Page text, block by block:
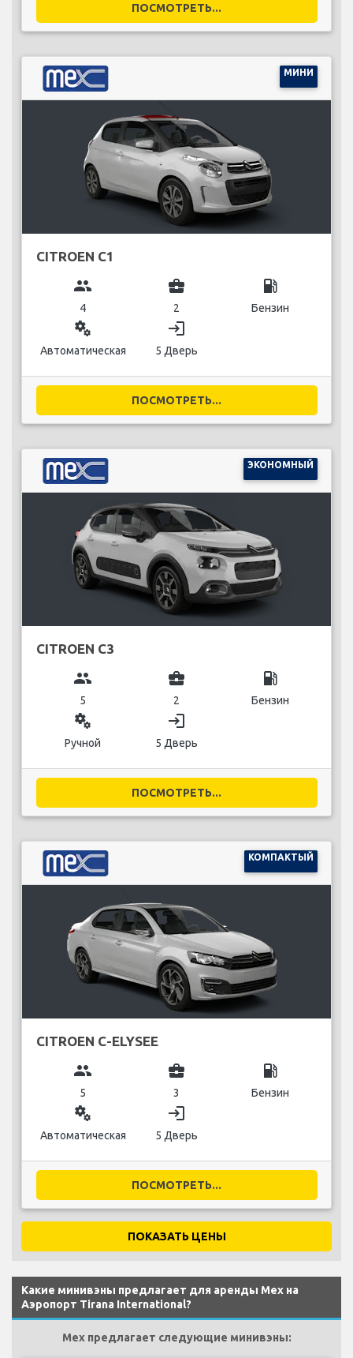
ПОСМОТРЕТЬ...
МИНИ
CITROEN C1
group
4
business_center
2
local_gas_station
Бензин
miscellaneous_services
Автоматическая
login
5 Дверь
ПОСМОТРЕТЬ...
ЭКОНОМНЫЙ
CITROEN C3
group
5
business_center
2
local_gas_station
Бензин
miscellaneous_services
Ручной
login
5 Дверь
ПОСМОТРЕТЬ...
КОМПАКТЫЙ
CITROEN C-ELYSEE
group
5
business_center
3
local_gas_station
Бензин
miscellaneous_services
Автоматическая
login
5 Дверь
ПОСМОТРЕТЬ...
ПОКАЗАТЬ ЦЕНЫ
Какие минивэны предлагает для аренды Mex на
Аэропорт Tirana International?
Mex предлагает следующие минивэны: